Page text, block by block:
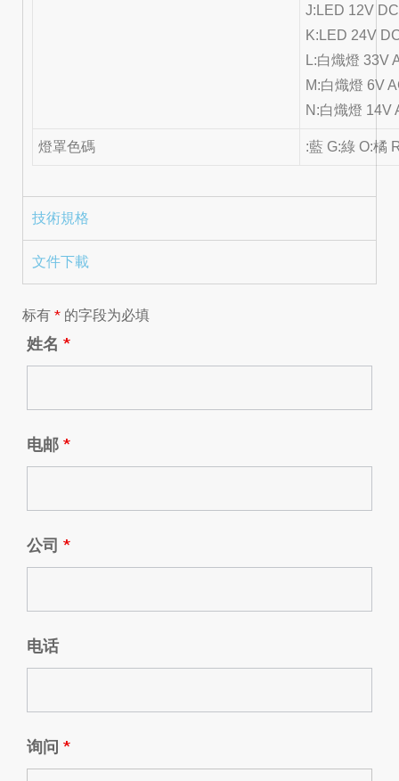
J:LED 12V DC
K:LED 24V
L:白熾燈 33V
M:白熾燈 6V
N:白熾燈 14V
燈罩色碼 :藍 G:綠 O:橘
技術規格
文件下載
标有 * 的字段为必填
姓名 *
电邮 *
公司 *
电话
询问 *